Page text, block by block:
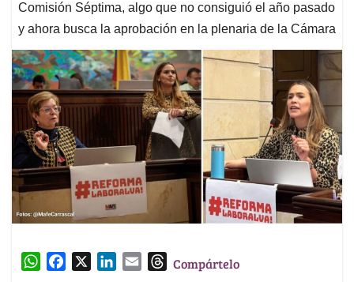
Comisión Séptima, algo que no consiguió el año pasado
y ahora busca la aprobación en la plenaria de la Cámara
W
TCompártelo